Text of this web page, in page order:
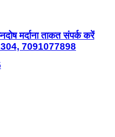
मर्दाना ताकत संपर्क करें
7091077898